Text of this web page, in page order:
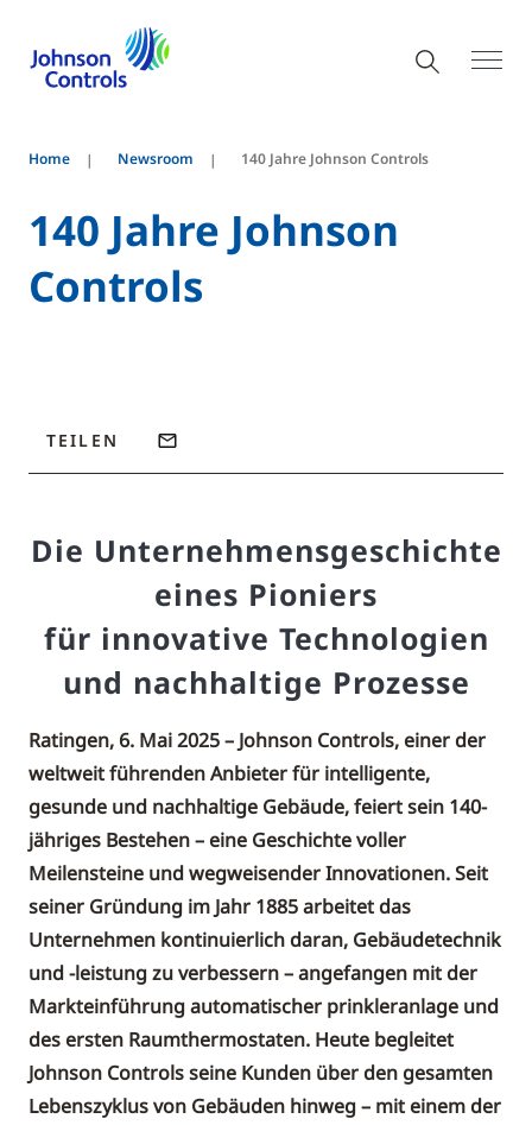
Home Newsroom 140 Jahre Johnson Controls
140 Jahre Johnson
Controls
TEILEN
Die Unternehmensgeschichte
eines Pioniers
für innovative Technologien
und nachhaltige Prozesse
Ratingen, 6. Mai 2025 – Johnson Controls, einer der
weltweit führenden Anbieter für intelligente,
gesunde und nachhaltige Gebäude, feiert sein 140-
jähriges Bestehen – eine Geschichte voller
Meilensteine und wegweisender Innovationen. Seit
seiner Gründung im Jahr 1885 arbeitet das
Unternehmen kontinuierlich daran, Gebäudetechnik
und -leistung zu verbessern – angefangen mit der
Markteinführung automatischer prinkleranlage und
des ersten Raumthermostaten. Heute begleitet
Johnson Controls seine Kunden über den gesamten
Lebenszyklus von Gebäuden hinweg – mit einem der